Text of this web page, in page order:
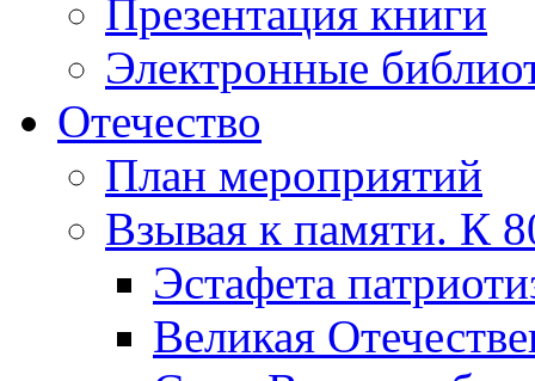
Презентация книги
Электронные
Отечество
План мероприятий
Взывая к памяти. К
Эcтафета
Великая